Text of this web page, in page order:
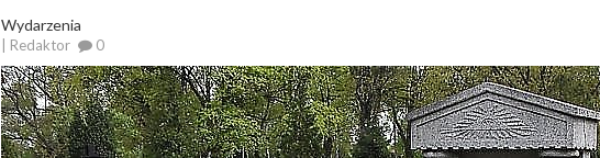
Wydarzenia
| Redaktor 0